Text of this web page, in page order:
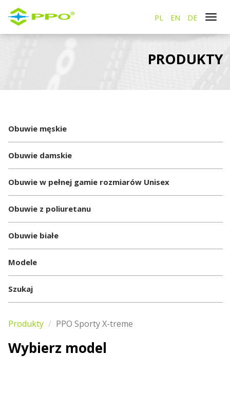
PL EN DE
PRODUKTY
Obuwie męskie
Obuwie damskie
Obuwie w pełnej gamie rozmiarów Unisex
Obuwie z poliuretanu
Obuwie białe
Modele
Szukaj
Produkty PPO Sporty X-treme
Wybierz model